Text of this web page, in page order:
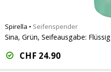
Spirella • Seifenspender
Sina, Grün, Seifeausgabe: Flüssig
CHF 24.90